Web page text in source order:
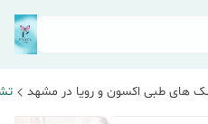
های طبی اکسون و رویا در مشهد